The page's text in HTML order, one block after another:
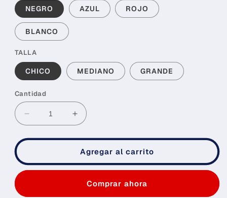
NEGRO AZUL ROJO
BLANCO
TALLA
CHICO MEDIANO GRANDE
Cantidad
Reducir
cantidad
para
RODILLERAS
PARA
MMA,
Aumentar
cantidad
para
RODILLERAS
PARA
MMA,
LUCHA,
Agregar al carrito
Comprar ahora
Compra ahora y paga a meses